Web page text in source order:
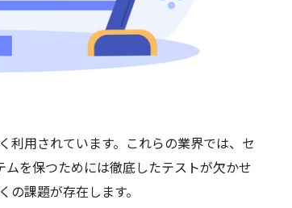
用されています。これらの業界では、セ
を保つためには徹底したテストが欠かせ
課題が存在します。